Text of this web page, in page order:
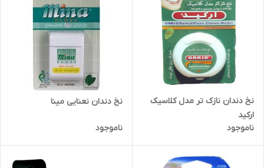
نخ دندان نازک تر مدل کلاسیک
ارکید
ناموجود
نخ دندان نعنایی مینا
ناموجود